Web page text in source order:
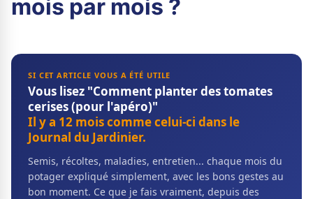
mois par mois ?
SI CET ARTICLE VOUS A ÉTÉ UTILE
Vous lisez "Comment planter des tomates
cerises (pour l'apéro)"
Il y a 12 mois comme celui-ci dans le
Journal du Jardinier.
Semis, récoltes, maladies, entretien... chaque mois du
potager expliqué simplement, avec les bons gestes au
bon moment. Ce que je fais vraiment, depuis des